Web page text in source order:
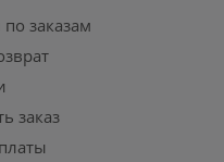
заказам
заказ